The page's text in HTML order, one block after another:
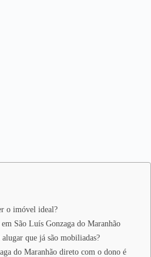
o imóvel ideal?
São Luís Gonzaga do Maranhão
que já são mobiliadas?
do Maranhão direto com o dono é